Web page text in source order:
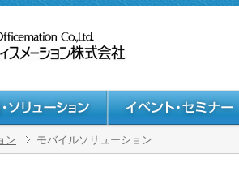
ン モバイルソリューション